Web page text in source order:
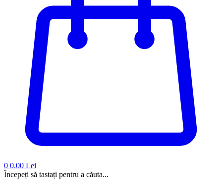
0 0.00 Lei
Începeți să tastați pentru a căuta...